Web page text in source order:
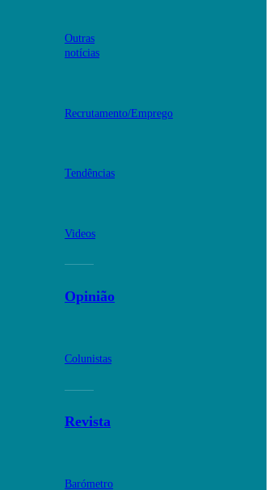
Outras
notícias
Recrutamento/Emprego
Tendências
Videos
Opinião
Colunistas
Revista
Barómetro